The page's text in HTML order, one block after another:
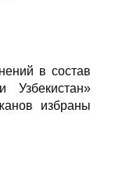
в состав
Узбекистан»
избраны